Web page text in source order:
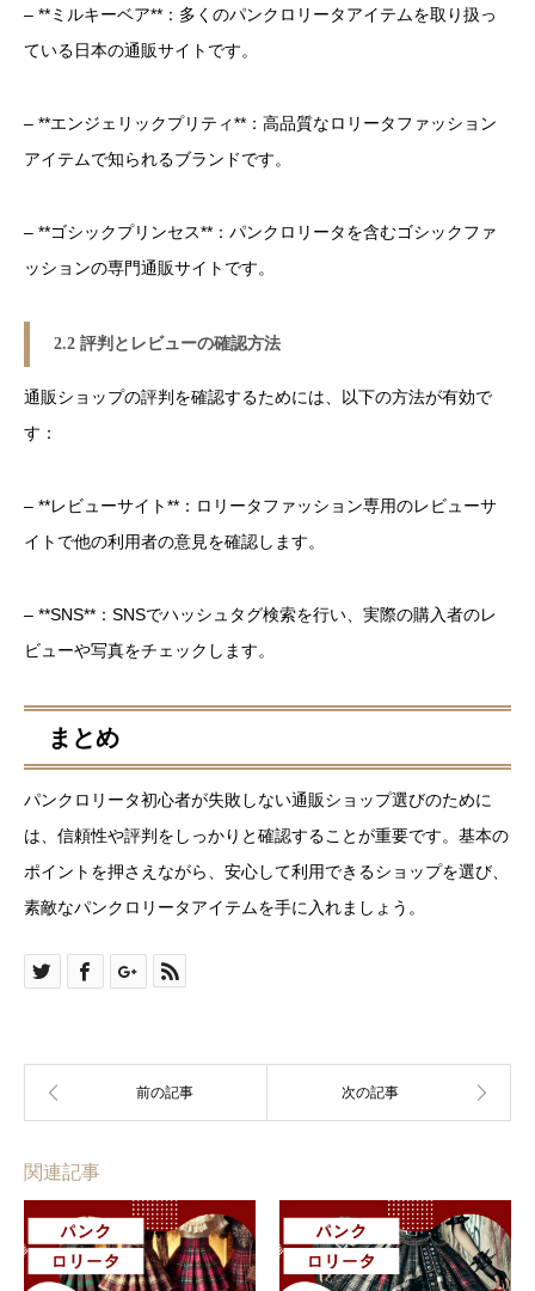
– **ミルキーベア**：多くのパンクロリータアイテムを取り扱っ
ている日本の通販サイトです。
– **エンジェリックプリティ**：高品質なロリータファッション
アイテムで知られるブランドです。
– **ゴシックプリンセス**：パンクロリータを含むゴシックファ
ッションの専門通販サイトです。
2.2 評判とレビューの確認方法
通販ショップの評判を確認するためには、以下の方法が有効で
す：
– **レビューサイト**：ロリータファッション専用のレビューサ
イトで他の利用者の意見を確認します。
– **SNS**：SNSでハッシュタグ検索を行い、実際の購入者のレ
ビューや写真をチェックします。
まとめ
パンクロリータ初心者が失敗しない通販ショップ選びのために
は、信頼性や評判をしっかりと確認することが重要です。基本の
ポイントを押さえながら、安心して利用できるショップを選び、
素敵なパンクロリータアイテムを手に入れましょう。
関連記事